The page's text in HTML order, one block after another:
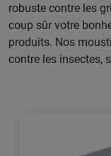
robuste contre les
coup sûr votre
produits. Nos
contre les insectes,